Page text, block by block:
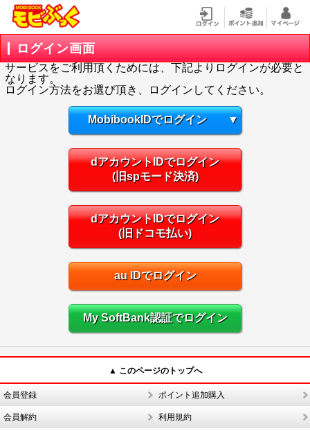
ログイン画面
サービスをご利用頂くためには、下記よりログインが必要と
なります。
ログイン方法をお選び頂き、ログインしてください。
MobibookIDでログイン ▼
dアカウントIDでログイン
(旧spモード決済)
dアカウントIDでログイン
(旧ドコモ払い)
au IDでログイン
My SoftBank認証でログイン
▲ このページのトップへ
会員登録 ポイント追加購入
会員解約 利用規約